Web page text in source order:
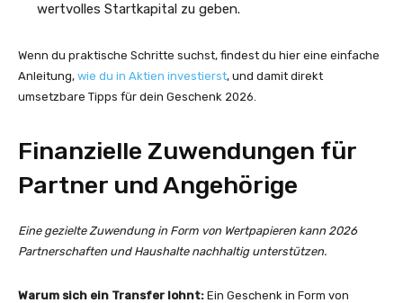
wertvolles Startkapital zu geben.
Wenn du praktische Schritte suchst, findest du hier eine einfache
Anleitung, wie du in Aktien investierst, und damit direkt
umsetzbare Tipps für dein Geschenk 2026.
Finanzielle Zuwendungen für
Partner und Angehörige
Eine gezielte Zuwendung in Form von Wertpapieren kann 2026
Partnerschaften und Haushalte nachhaltig unterstützen.
Warum sich ein Transfer lohnt: Ein Geschenk in Form von